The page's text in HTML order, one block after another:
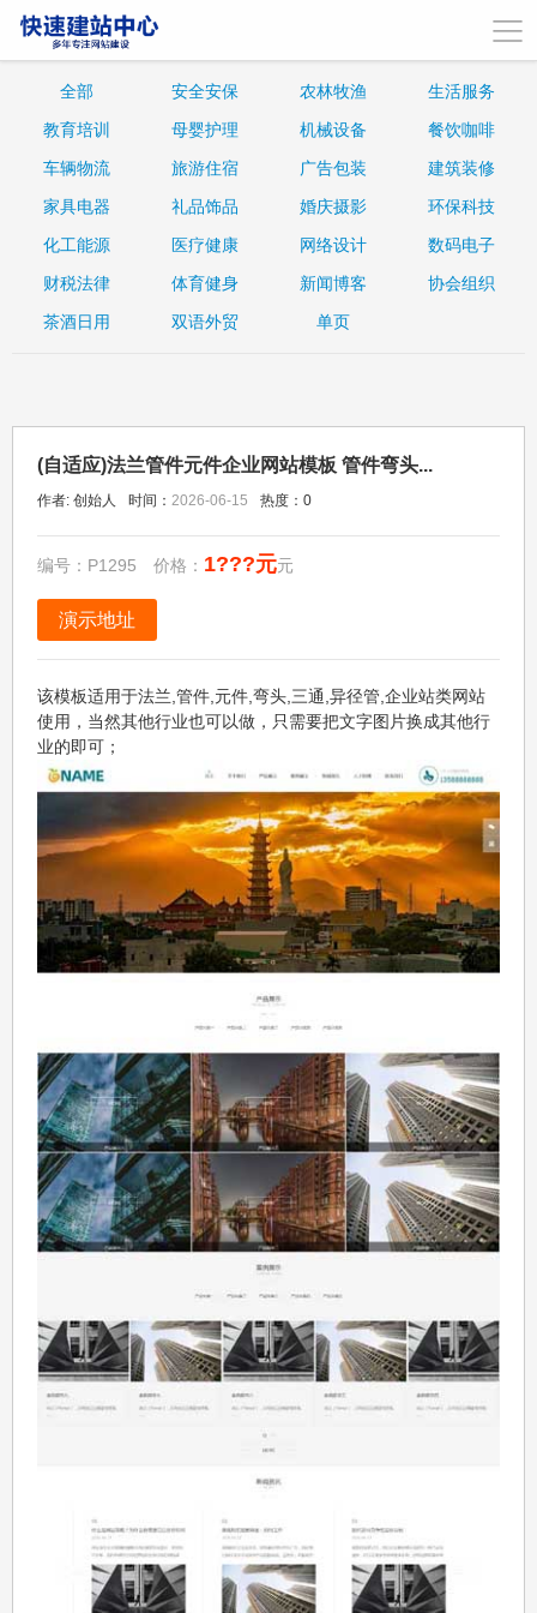
全部 安全安保 农林牧渔
生活服务
教育培训
母婴护理 机械设备
餐饮咖啡
车辆物流
旅游住宿 广告包装
建筑装修
家具电器
礼品饰品 婚庆摄影
环保科技
化工能源
医疗健康 网络设计
数码电子
财税法律
体育健身 新闻博客
协会组织
茶酒日用
双语外贸 单页
(自适应)法兰管件元件企业网站模板 管件弯头...
作者: 创始人 时间： 2026-06-15 热度： 0
编号：P1295 价格： 1???元元
演示地址
该模板适用于法兰,管件,元件,弯头,三通,异径管,企业站类网站
使用，当然其他行业也可以做，只需要把文字图片换成其他行
业的即可；